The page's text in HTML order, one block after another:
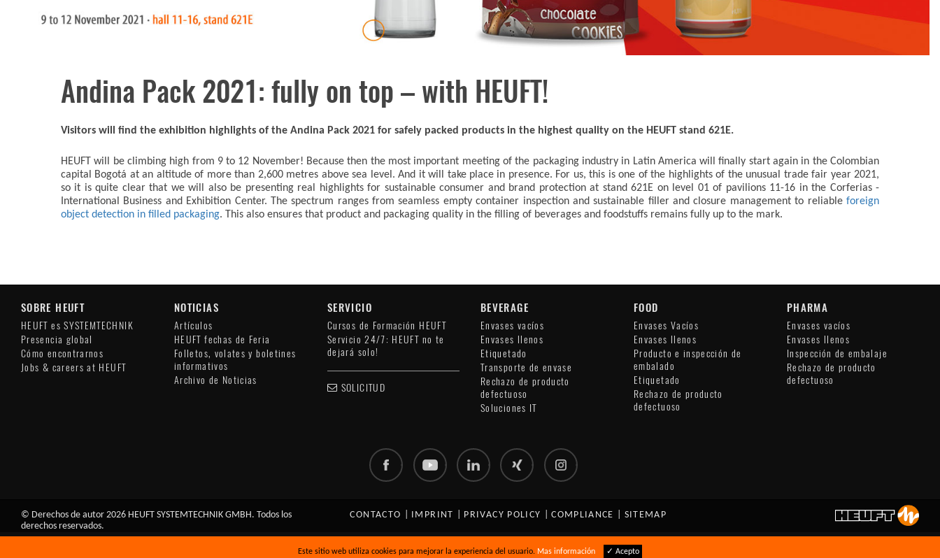
Andina Pack 2021: fully on top – with HEUFT!
Visitors will find the exhibition highlights of the Andina Pack 2021 for safely packed products in the highest quality on the HEUFT stand 621E.
HEUFT will be climbing high from 9 to 12 November! Because then the most important meeting of the packaging industry in Latin America will finally start again in the Colombian
capital Bogotá at an altitude of more than 2,600 metres above sea level. And it will take place in presence. For us, this is one of the highlights of the unusual trade fair year 2021,
so it is quite clear that we will also be presenting real highlights for sustainable consumer and brand protection at stand 621E on level 01 of pavilions 11-16 in the Corferias -
International Business and Exhibition Center. The spectrum ranges from seamless empty container inspection and sustainable filler and closure management to reliable foreign
object detection in filled packaging. This also ensures that product and packaging quality in the filling of beverages and foodstuffs remains fully up to the mark.
Este sitio web utiliza cookies para mejorar la experiencia del usuario. Mas información ✓ Acepto
SOBRE HEUFT
HEUFT es SYSTEMTECHNIK
Presencia global
Cómo encontrarnos
Jobs & careers at HEUFT
NOTICIAS
Artículos
HEUFT fechas de Feria
Folletos, volates y boletines
informativos
Archivo de Noticias
SERVICIO
Cursos de Formación HEUFT
Servicio 24/7: HEUFT no te
dejará solo!
SOLICITUD
BEVERAGE
Envases vacíos
Envases llenos
Etiquetado
Transporte de envase
Rechazo de producto
defectuoso
Soluciones IT
FOOD
Envases Vacíos
Envases llenos
Producto e inspección de
embalado
Etiquetado
Rechazo de producto
defectuoso
PHARMA
Envases vacíos
Envases llenos
Inspección de embalaje
Rechazo de producto
defectuoso
CONTACTO IMPRINT PRIVACY POLICY COMPLIANCE SITEMAP
© Derechos de autor 2026 HEUFT SYSTEMTECHNIK GMBH. Todos los
derechos reservados.